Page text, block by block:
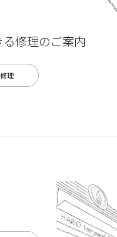
る修理のご案内
理